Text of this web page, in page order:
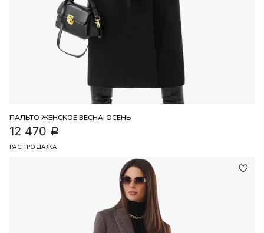
РАСПРОДАЖА
ПАЛЬТО ЖЕНСКОЕ ВЕСНА-ОСЕНЬ
12 470 Р